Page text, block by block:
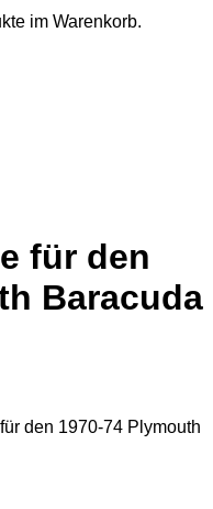
im Warenkorb.
für den
Baracuda
den 1970-74 Plymouth